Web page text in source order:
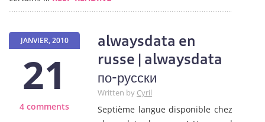
JANVIER, 2010
21
4 comments
alwaysdata en
russe | alwaysdata
по-русски
Written by Cyril
Septième langue disponible chez